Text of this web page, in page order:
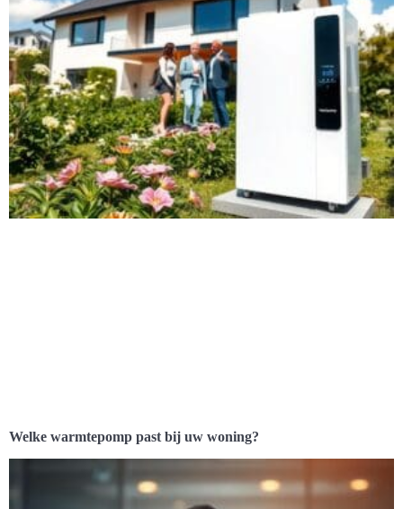
Welke warmtepomp past bij uw woning?